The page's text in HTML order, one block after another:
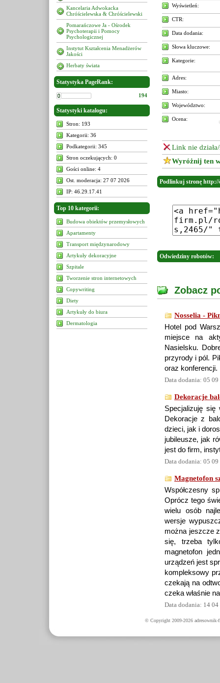
Kancelaria Adwokacka
Chróścielewska & Chróścielewski
Pomarańczowe Ja - Ośrodek
Psychoterapii i Pomocy
Psychologicznej
Instytut Kształcenia Menadżerów
Jakości
Herbaty świata
Statystyka PageRank:
194
Statystyki katalogu:
Stron: 193
Kategorii: 36
Podkategorii: 345
Stron oczekujących: 0
Gości online: 4
Ost. moderacja: 27 07 2026
IP: 46.29.17.41
Top 10 kategorii:
Budowa obiektów przemysłowych
Apartamenty
Transport międzynarodowy
Artykuły dekoracyjne
Szpitale
Tworzenie stron internetowych
Copywriting
Diety
Artykuły do biura
Dermatologia
Wyświetleń:
CTR:
Data dodania:
Słowa kluczowe:
Kategorie:
Adres:
Miasto:
Województwo:
Ocena:
Link nie
Wyróżnij ten
Podlinkuj stronę http://
Odwiedziny robotów:
Zobacz
Nosselia -
Hotel pod
miejsce na
Nasielsku.
przyrody i pól.
oraz konferencji.
Data dodania: 05
Dekoracje
Specjalizuję się
Dekoracje z
dzieci, jak i
jubileusze, jak
jest do firm,
Data dodania: 05
Magnetofon
Współczesny
Oprócz tego
wielu osób
wersje
można jeszcze
się, trzeba
magnetofon
urządzeń jest
kompleksowy
czekają na
czeka właśnie
Data dodania: 14
© Copyright 2009-2026